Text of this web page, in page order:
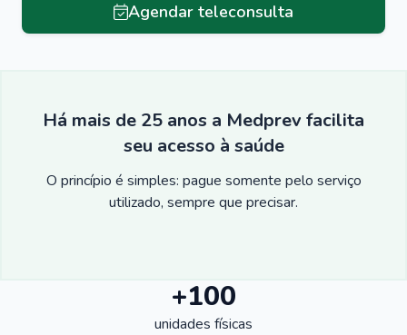
Agendar teleconsulta
Há mais de 25 anos a Medprev facilita
seu acesso à saúde
O princípio é simples: pague somente pelo serviço
utilizado, sempre que precisar.
+100
unidades físicas